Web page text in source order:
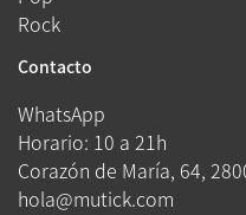
Rock
Contacto
WhatsApp
Horario: 10 a 21h
Corazón de María, 64,
hola@mutick.com